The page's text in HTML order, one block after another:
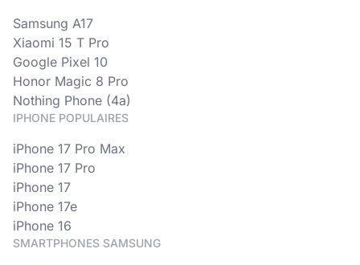
Samsung A17
Xiaomi 15 T Pro
Google Pixel 10
Honor Magic 8 Pro
Nothing Phone (4a)
IPHONE POPULAIRES
iPhone 17 Pro Max
iPhone 17 Pro
iPhone 17
iPhone 17e
iPhone 16
SMARTPHONES SAMSUNG